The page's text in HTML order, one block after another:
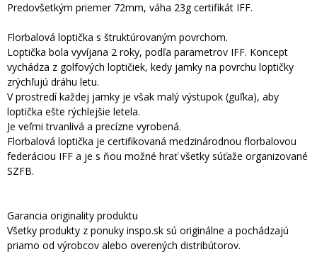
Predovšetkým priemer 72mm, váha 23g certifikát IFF.
Florbalová loptička s štruktúrovaným povrchom.
Loptička bola vyvíjana 2 roky, podľa parametrov IFF. Koncept
vychádza z golfových loptičiek, kedy jamky na povrchu loptičky
zrýchľujú dráhu letu.
V prostredí každej jamky je však malý výstupok (guľka), aby
loptička ešte rýchlejšie letela.
Je veľmi trvanlivá a precízne vyrobená.
Florbalová loptička je certifikovaná medzinárodnou florbalovou
federáciou IFF a je s ňou možné hrať všetky súťaže organizované
SZFB.
Garancia originality produktu
Všetky produkty z ponuky inspo.sk sú originálne a pochádzajú
priamo od výrobcov alebo overených distribútorov.